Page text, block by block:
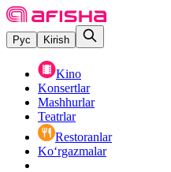
Рус Kirish
Kino
Konsertlar
Mashhurlar
Teatrlar
Restoranlar
Ko‘rgazmalar